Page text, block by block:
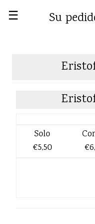
☰ Su
Solo
€5,50